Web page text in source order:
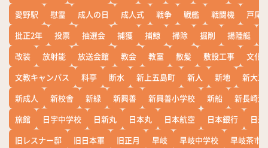
愛野駅
慰霊 成人の日 成人式 戦争 戦艦 戦闘機
戸尾
批正2年
投票 抽選会 捕獲 捕鯨 掃除 掘削 揚陸艇
改装
放射能 放送会館 教会 教室 散髪 敷設工事
文化
文教キャンパス
料亭 断水 新上五島町 新人 新地
新大工
新成人
新校舎 新緑 新興善 新興善小学校 新船
新長崎漁
旅館
日宇中学校 日新丸 日本丸 日本航空 日本銀行
日
旧レスナー邸
旧日本軍 旧正月 早岐 早岐中学校
早岐茶市